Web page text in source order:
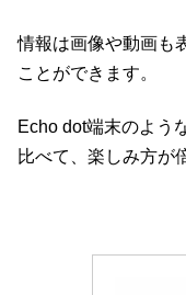
情報は画像や動画も
ことができます。
Echo dot端末のよう
比べて、楽しみ方が